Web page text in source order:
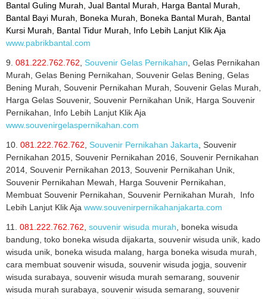
Bantal Guling Murah, Jual Bantal Murah, Harga Bantal Murah,
Bantal Bayi Murah, Boneka Murah, Boneka Bantal Murah, Bantal
Kursi Murah, Bantal Tidur Murah, Info Lebih Lanjut Klik Aja
www.pabrikbantal.com
9. 081.222.762.762, Souvenir Gelas Pernikahan, Gelas Pernikahan
Murah, Gelas Bening Pernikahan, Souvenir Gelas Bening, Gelas
Bening Murah, Souvenir Pernikahan Murah, Souvenir Gelas Murah,
Harga Gelas Souvenir, Souvenir Pernikahan Unik, Harga Souvenir
Pernikahan, Info Lebih Lanjut Klik Aja
www.souvenirgelaspernikahan.com
10. 081.222.762.762, Souvenir Pernikahan Jakarta, Souvenir
Pernikahan 2015, Souvenir Pernikahan 2016, Souvenir Pernikahan
2014, Souvenir Pernikahan 2013, Souvenir Pernikahan Unik,
Souvenir Pernikahan Mewah, Harga Souvenir Pernikahan,
Membuat Souvenir Pernikahan, Souvenir Pernikahan Murah, Info
Lebih Lanjut Klik Aja www.souvenirpernikahanjakarta.com
11. 081.222.762.762, souvenir wisuda murah, boneka wisuda
bandung, toko boneka wisuda dijakarta, souvenir wisuda unik, kado
wisuda unik, boneka wisuda malang, harga boneka wisuda murah,
cara membuat souvenir wisuda, souvenir wisuda jogja, souvenir
wisuda surabaya, souvenir wisuda murah semarang, souvenir
wisuda murah surabaya, souvenir wisuda semarang, souvenir